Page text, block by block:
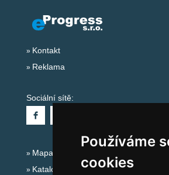
Používáme
cookies
Kontakt
Reklama
Sociální sítě:
Mapa serveru Alpy Itálie - Dolomity
Katalog ubytování